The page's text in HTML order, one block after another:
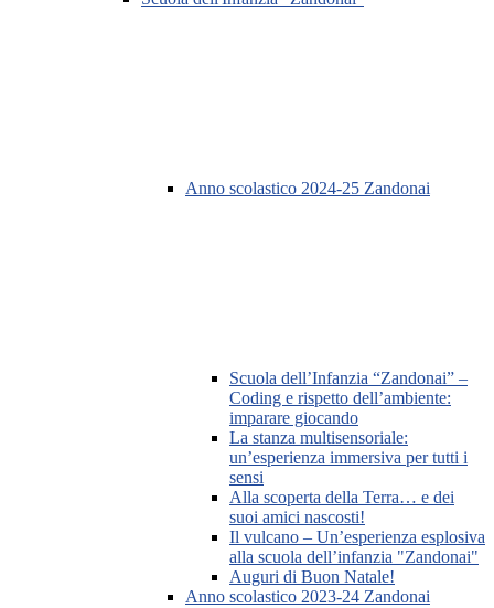
Anno scolastico 2024-25 Zandonai
Scuola dell’Infanzia “Zandonai” –
Coding e rispetto dell’ambiente:
imparare giocando
La stanza multisensoriale:
un’esperienza immersiva per tutti i
sensi
Alla scoperta della Terra… e dei
suoi amici nascosti!
Il vulcano – Un’esperienza esplosiva
alla scuola dell’infanzia "Zandonai"
Auguri di Buon Natale!
Anno scolastico 2023-24 Zandonai